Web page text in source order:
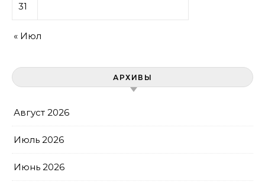
31
« Июл
АРХИВЫ
Август 2026
Июль 2026
Июнь 2026